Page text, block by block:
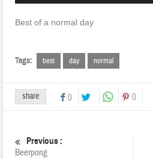
Best of a normal day
Tags: best day normal
share 0 0
Previous :
Beerpong